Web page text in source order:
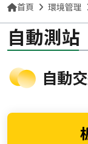
首頁 環境管理
自動測站
自動